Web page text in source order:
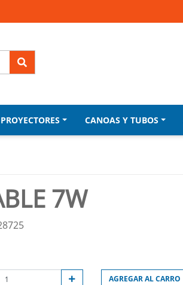
CANOAS Y TUBOS
7W
AGREGAR AL CARRO